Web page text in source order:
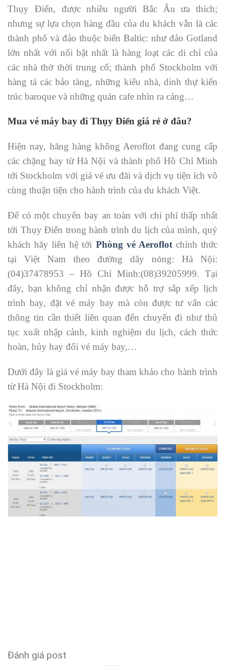
Thụy Điển, được nhiều người Bắc Âu ưa thích;
nhưng sự lựa chọn hàng đầu của du khách vẫn là các
thành phố và đảo thuộc biển Baltic: như đảo Gotland
lớn nhất với nổi bật nhất là hàng loạt các di chỉ của
các nhà thờ thời trung cổ; thành phố Stockholm với
hàng tá các bảo tàng, những kiểu nhà, dinh thự kiến
trúc baroque và những quán cafe nhìn ra cảng…
Mua vé máy bay đi Thụy Điển giá rẻ ở đâu?
Hiện nay, hãng hàng không Aeroflot đang cung cấp
các chặng bay từ Hà Nội và thành phố Hồ Chí Minh
tới Stockholm với giá vé ưu đãi và dịch vụ tiện ích vô
cùng thuận tiện cho hành trình của du khách Việt.
Để có một chuyến bay an toàn với chi phí thấp nhất
tới Thụy Điển trong hành trình du lịch của mình, quý
khách hãy liên hệ tới Phòng vé Aeroflot chính thức
tại Việt Nam theo đường dây nóng: Hà Nội:
(04)37478953 – Hồ Chí Minh:(08)39205999. Tại
đây, bạn không chỉ nhận được hỗ trợ sắp xếp lịch
trình bay, đặt vé máy bay mà còn được tư vấn các
thông tin cần thiết liên quan đến chuyến đi như thủ
tục xuất nhập cảnh, kinh nghiệm du lịch, cách thức
hoàn, hủy hay đổi vé máy bay,…
Dưới đây là giá vé máy bay tham khảo cho hành trình
từ Hà Nội đi Stockholm:
Đánh giá post